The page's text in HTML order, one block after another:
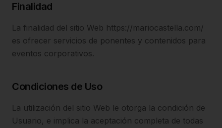
Finalidad
La finalidad del sitio Web https://mariocastella.com/
es ofrecer servicios de ponentes y contenidos para
eventos corporativos.
Condiciones de Uso
La utilización del sitio Web le otorga la condición de
Usuario, e implica la aceptación completa de todas